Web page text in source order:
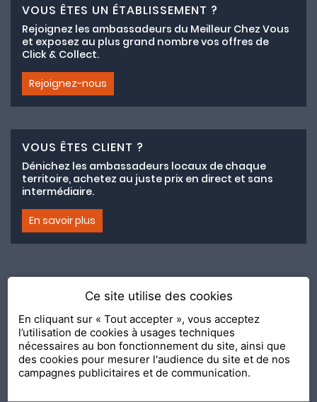
VOUS ÊTES UN ÉTABLISSEMENT ?
Rejoignez les ambassadeurs du Meilleur Chez Vous
et exposez au plus grand nombre vos offres de
Click & Collect.
Rejoignez-nous
VOUS ÊTES CLIENT ?
Dénichez les ambassadeurs locaux de chaque
territoire, achetez au juste prix en direct et sans
intermédiaire.
En savoir plus
Adhésion au collectif lemeilleurchezvous.com
Nous contacter Nos Ambassadeurs Présentation
2020 Le Meilleur Chez Vous, édité parAPI & YOU| Agence
conseil & communication Editeur de la solution Console
Shop and Go
Ce site utilise des cookies
En cliquant sur « Tout accepter », vous acceptez
l’utilisation de cookies à usages techniques
nécessaires au bon fonctionnement du site, ainsi que
des cookies pour mesurer l'audience du site et de nos
campagnes publicitaires et de communication.